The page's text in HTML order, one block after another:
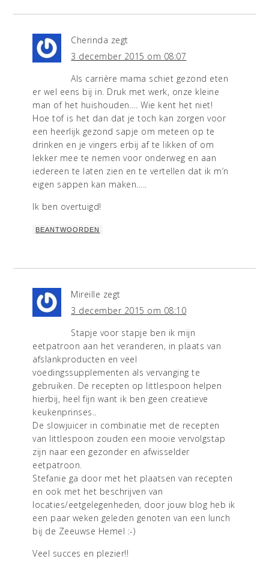
Cherinda zegt
3 december 2015 om 08:07
Als carrière mama schiet gezond eten
er wel eens bij in. Druk met werk, onze kleine
man of het huishouden…. Wie kent het niet!
Hoe tof is het dan dat je toch kan zorgen voor
een heerlijk gezond sapje om meteen op te
drinken en je vingers erbij af te likken of om
lekker mee te nemen voor onderweg en aan
iedereen te laten zien en te vertellen dat ik m’n
eigen sappen kan maken…..
Ik ben overtuigd!
BEANTWOORDEN
Mireille zegt
3 december 2015 om 08:10
Stapje voor stapje ben ik mijn
eetpatroon aan het veranderen, in plaats van
afslankproducten en veel
voedingssupplementen als vervanging te
gebruiken. De recepten op littlespoon helpen
hierbij, heel fijn want ik ben geen creatieve
keukenprinses..
De slowjuicer in combinatie met de recepten
van littlespoon zouden een mooie vervolgstap
zijn naar een gezonder en afwisselder
eetpatroon.
Stefanie ga door met het plaatsen van recepten
en ook met het beschrijven van
locaties/eetgelegenheden, door jouw blog heb ik
een paar weken geleden genoten van een lunch
bij de Zeeuwse Hemel :-)
Veel succes en plezier!!